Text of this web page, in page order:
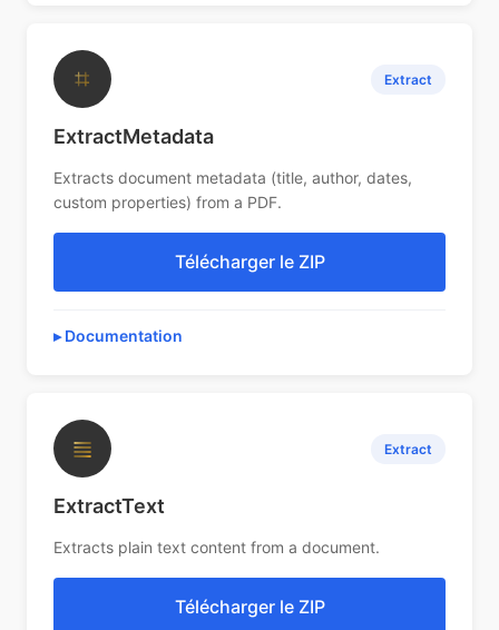
⌗ Extract
ExtractMetadata
Extracts document metadata (title, author, dates,
custom properties) from a PDF.
Télécharger le ZIP
Documentation
≣ Extract
ExtractText
Extracts plain text content from a document.
Télécharger le ZIP